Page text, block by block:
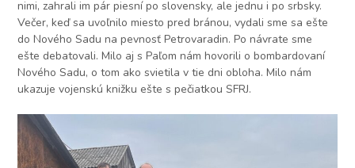
nimi, zahrali im pár piesní po slovensky, ale jednu i po srbsky.
Večer, keď sa uvoľnilo miesto pred bránou, vydali sme sa ešte
do Nového Sadu na pevnosť Petrovaradin. Po návrate sme
ešte debatovali. Milo aj s Paľom nám hovorili o bombardovaní
Nového Sadu, o tom ako svietila v tie dni obloha. Milo nám
ukazuje vojenskú knižku ešte s pečiatkou SFRJ.